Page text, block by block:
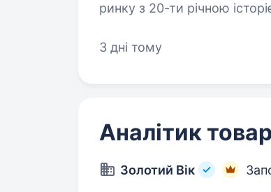
ринку з 20-ти річною
3 дні тому
Аналітик
Золотий Вік